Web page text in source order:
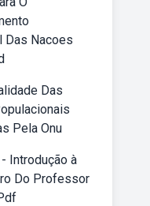
Das Nacoes
Das
Pela Onu
Introdução à
Do Professor